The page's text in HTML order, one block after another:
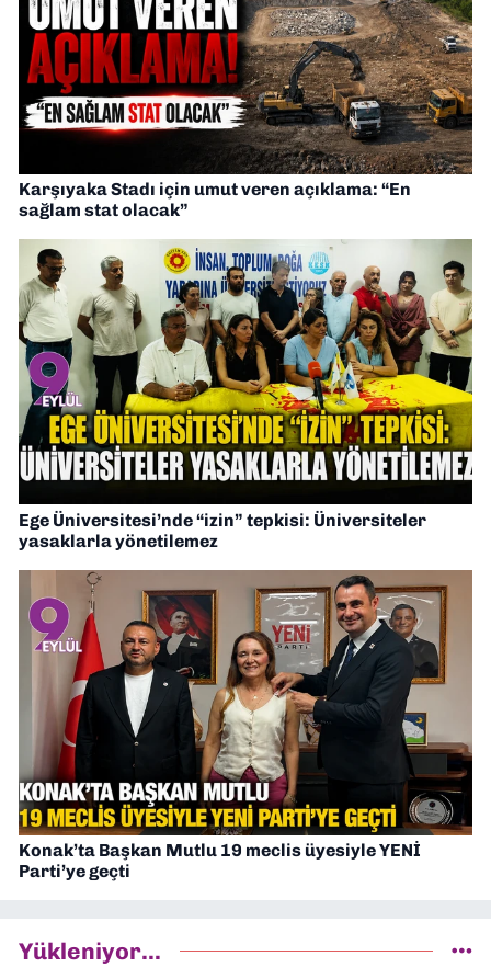
Karşıyaka Stadı için umut veren açıklama: “En
sağlam stat olacak”
Ege Üniversitesi’nde “izin” tepkisi: Üniversiteler
yasaklarla yönetilemez
Konak’ta Başkan Mutlu 19 meclis üyesiyle YENİ
Parti’ye geçti
Yükleniyor...